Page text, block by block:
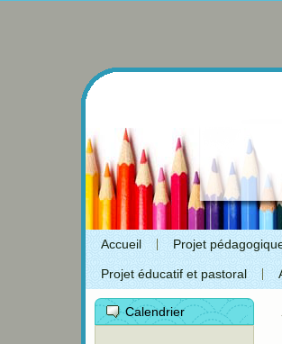
Accueil Projet
Projet éducatif et pastoral
Calendrier